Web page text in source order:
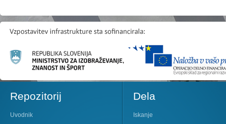
Repozitorij
Uvodnik
Dela
Iskanje